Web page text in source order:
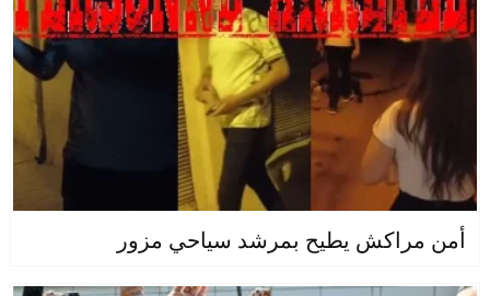
أمن مراكش يطيح بمرشد سياحي مزور